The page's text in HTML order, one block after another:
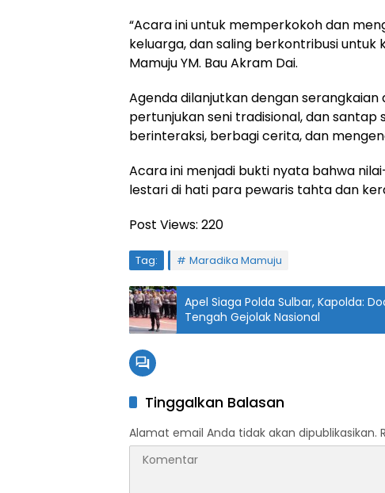
“Acara ini untuk memperkokoh dan
keluarga, dan saling berkontribusi untuk
Mamuju YM. Bau Akram Dai.
Agenda dilanjutkan dengan
pertunjukan seni tradisional, dan
berinteraksi, berbagi cerita, dan
Acara ini menjadi bukti nyata bahwa
lestari di hati para pewaris tahta dan
Post Views: 220
Tag: Maradika Mamuju
Apel Siaga Polda Sulbar, Kapolda:
Tengah Gejolak Nasional
Tinggalkan Balasan
Alamat email Anda tidak akan dipublikasikan.